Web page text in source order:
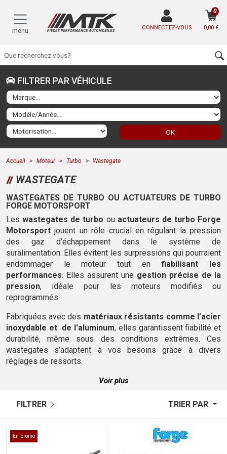
menu CONNECTEZ-VOUS 0,00 €
0
FILTRER PAR VÉHICULE
OK
Accueil Moteur Turbo Wastegate
WASTEGATE
WASTEGATES DE TURBO OU ACTUATEURS DE TURBO
FORGE MOTORSPORT
Leswastegates de turbo ou actuateurs de turbo Forge
Motorsport jouent un rôle crucial en régulant la pression
des gaz d’échappement dans le système de
suralimentation. Elles évitent les surpressions qui pourraient
endommager le moteur tout enfiabilisant les
performances. Elles assurent une gestion précise de la
pression, idéale pour les moteurs modifiés ou
reprogrammés.
Fabriquées avec des matériaux résistants comme l’acier
inoxydable et de l'aluminum, elles garantissent fiabilité et
durabilité, même sous des conditions extrêmes. Ces
wastegates s’adaptent à vos besoins grâce à divers
réglages de ressorts.
Voir plus
FILTRER TRIER PAR
En promo